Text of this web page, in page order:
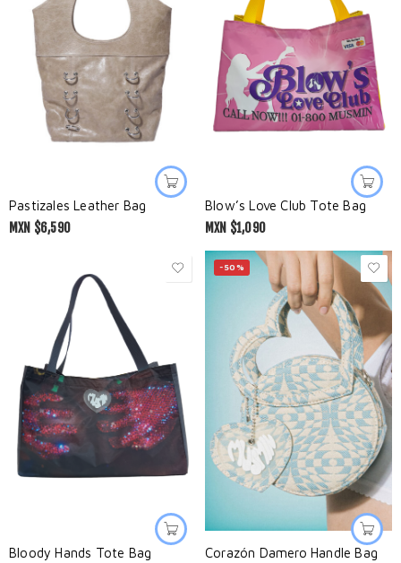
Pastizales Leather Bag
MXN $6,590
Blow’s Love Club Tote Bag
MXN $1,090
Bloody Hands Tote Bag
-50%
Corazón Damero Handle Bag